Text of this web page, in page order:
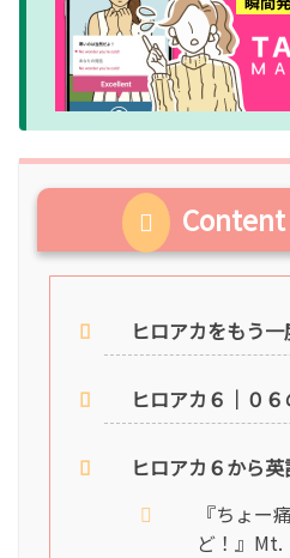
Content
ヒロアカをもう一
ヒロアカ６｜０６
ヒロアカ６から英
『ちょー
ど！』Mt.